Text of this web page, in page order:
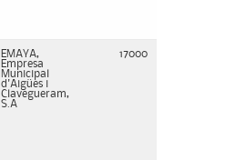
EMAYA,
Empresa
Municipal
d'Aigües i
Clavegueram,
S.A
17000